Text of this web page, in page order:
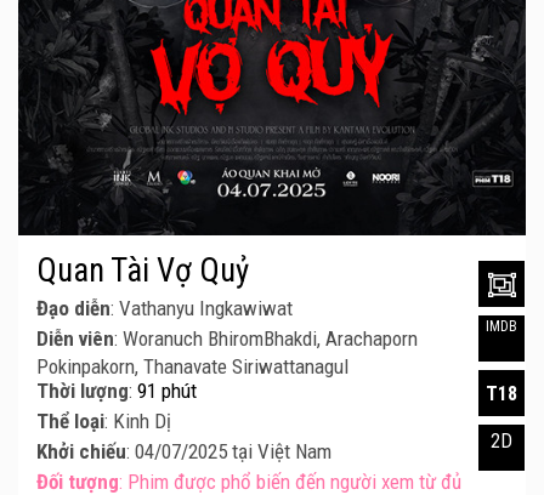
Quan Tài Vợ Quỷ
Đạo diễn: Vathanyu Ingkawiwat
Diễn viên: Woranuch BhiromBhakdi, Arachaporn
Pokinpakorn, Thanavate Siriwattanagul
Thời lượng: 91 phút
Thể loại: Kinh Dị
Khởi chiếu: 04/07/2025 tại Việt Nam
Đối tượng: Phim được phổ biến đến người xem từ đủ
IMDB
T18
2D